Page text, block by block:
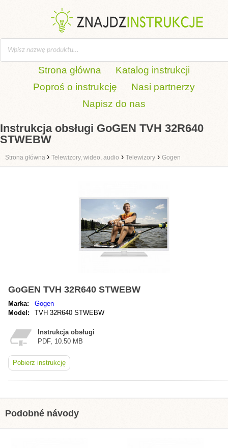
Strona główna
Katalog instrukcji
Poproś o instrukcję
Nasi partnerzy
Napisz do nas
Instrukcja obsługi GoGEN TVH 32R640
STWEBW
Strona główna › Telewizory, wideo, audio › Telewizory › Gogen
GoGEN TVH 32R640 STWEBW
Marka:
Gogen
Model:
TVH 32R640 STWEBW
Instrukcja obsługi
PDF, 10.50 MB
Pobierz instrukcję
Podobné návody